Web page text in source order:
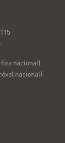
fixa nacional)
nacional)